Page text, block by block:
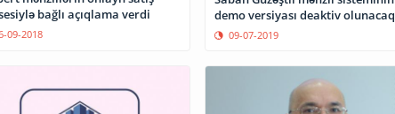
bağlı açıqlama verdi
09-2018
demo versiyası deaktiv olunacaq
09-07-2019